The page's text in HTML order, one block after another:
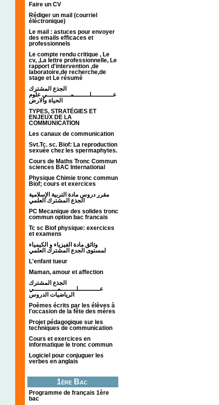
Faire un CV
Rédiger un mail (courriel
éléctronique)
Le mail : astuces pour envoyer
des emails efficaces et
professionnels
Le compte rendu critique , Le
cv, ,La lettre professionnelle, Le
rapport d'intervention ,de
laboratoire,de recherche,de
stage et Le résumé
الجذع المشترك
عـــــــــــلــــــــمــــــــــــي علوم
الحياة والارض
TYPES, STRATÉGIES ET
ENJEUX DE LA
COMMUNICATION
Les canaux de communication
Svt.Tc. sc. Biof: La reproduction
sexuée chez les spermaphytes.
Cours de Maths Tronc Commun
sciences BAC International
Physique Chimie tronc commun
Biof; cours et exercices
مقرر دروس مادة التربية الإسلامية
الجذع المشترك العلمي
PC Mecanique des solides tronc
commun option bac francais
Tc sc Biof physique: exercices
et examens
وثائق مادة الفيزياء و الكيمياء
L'enfant tueur
Maman, amour et affection
الجذع المشترك
عـــــــــــلــــــــمــــــــــــي
الرياضيات الدروس
Poèmes écrits par les élèves à
l'occasion de la fête des mères
Projet pédagogique sur les
techniques de communication
Cours et exercices en
informatique le tronc commun
Logiciel pour conjuguer les
verbes en anglais
1ère Bac
Programme de français 1ère
bac